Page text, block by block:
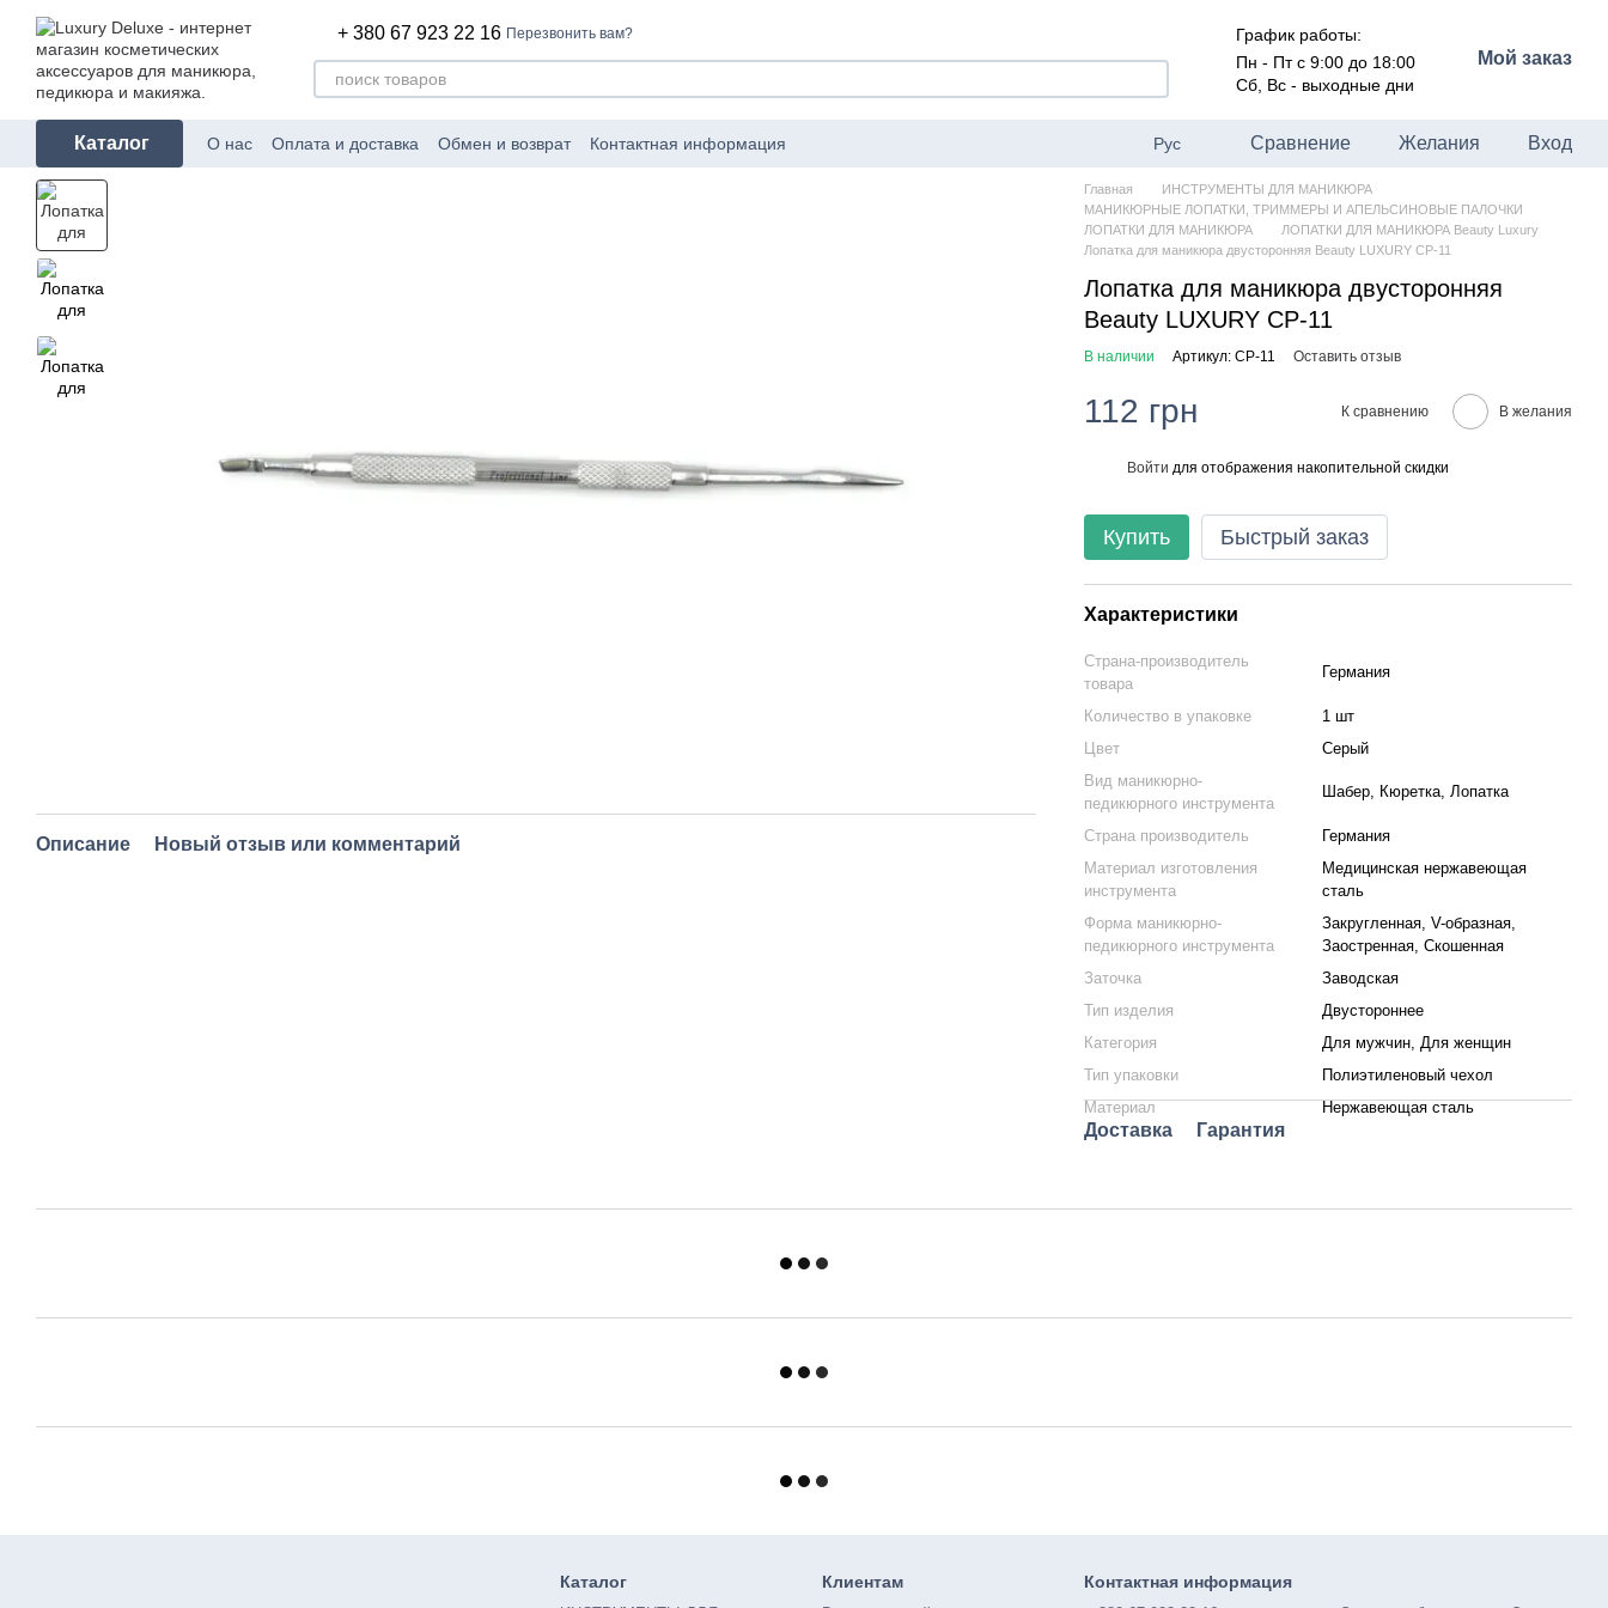
Перейти к основному контенту
+ 380 67 923 22 16 Перезвонить вам?
График работы:
Пн - Пт с 9:00 до 18:00
Сб, Вс - выходные дни
Мой заказ
Каталог О нас Оплата и доставка Обмен и возврат Контактная информация Рус Сравнение Желания Вход
Описание Новый отзыв или комментарий
Главная
ИНСТРУМЕНТЫ ДЛЯ МАНИКЮРА
МАНИКЮРНЫЕ ЛОПАТКИ, ТРИММЕРЫ И АПЕЛЬСИНОВЫЕ ПАЛОЧКИ
ЛОПАТКИ ДЛЯ МАНИКЮРА
ЛОПАТКИ ДЛЯ МАНИКЮРА Beauty Luxury
Лопатка для маникюра двусторонняя Beauty LUXURY CP-11
Лопатка для маникюра двусторонняя
Beauty LUXURY CP-11
В наличии Артикул: CP-11 Оставить отзыв
112 грн К сравнению В желания
Войти для отображения накопительной скидки
Купить Быстрый заказ
Характеристики
Страна-производитель
товара
Германия
Количество в упаковке
1 шт
Цвет
Серый
Вид маникюрно-
педикюрного инструмента
Шабер, Кюретка, Лопатка
Страна производитель
Германия
Материал изготовления
инструмента
Медицинская нержавеющая
сталь
Форма маникюрно-
педикюрного инструмента
Закругленная, V-образная,
Заостренная, Скошенная
Заточка
Заводская
Тип изделия
Двустороннее
Категория
Для мужчин, Для женщин
Тип упаковки
Полиэтиленовый чехол
Материал
Нержавеющая сталь
Доставка Гарантия
Каталог Клиентам Контактная информация